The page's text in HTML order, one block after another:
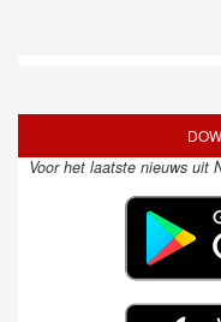
Voor het laatste nieuws uit